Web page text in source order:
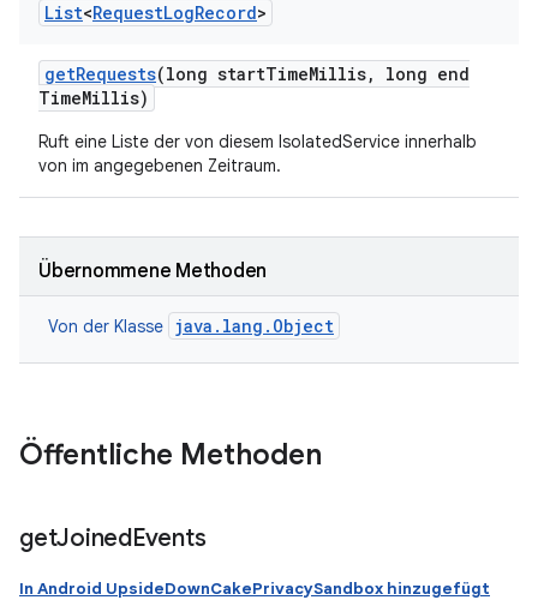
List<RequestLogRecord>
getRequests(long startTimeMillis,
long end
TimeMillis)
Ruft eine Liste der von diesem IsolatedService innerhalb
von im angegebenen Zeitraum.
Übernommene Methoden
Von der Klasse java.lang.Object
Öffentliche Methoden
getJoinedEvents
In Android UpsideDownCakePrivacySandbox hinzugefügt